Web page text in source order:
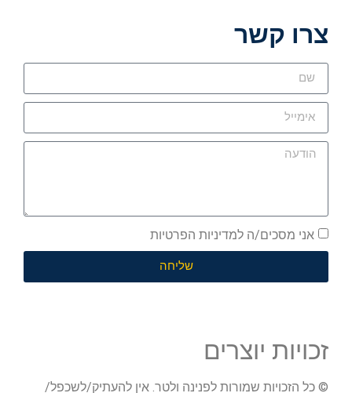
צרו קשר
אני מסכים/ה למדיניות הפרטיות
שליחה
זכויות יוצרים
© כל הזכויות שמורות לפנינה ולטר. אין להעתיק/לשכפל/